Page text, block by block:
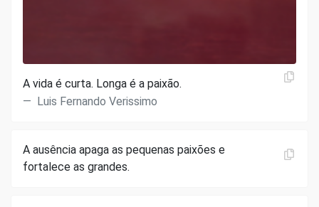
A vida é curta. Longa é a paixão.
Luis Fernando Verissimo
A ausência apaga as pequenas paixões e
fortalece as grandes.